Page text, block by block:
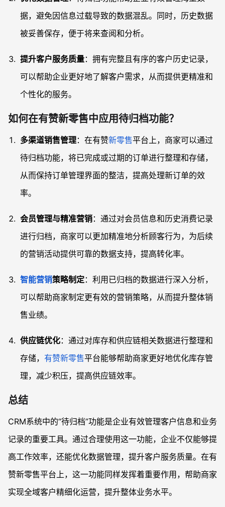
据，避免因信息过载导致的数据混乱。同时，历史数据
被妥善保存，便于将来查阅和分析。
提升客户服务质量：拥有完整且有序的客户历史记录，
可以帮助企业更好地了解客户需求，从而提供更精准和
个性化的服务。
如何在有赞新零售中应用待归档功能？
多渠道销售管理：在有赞新零售平台上，商家可以通过
待归档功能，将已完成或过期的订单进行整理和存储，
从而保持订单管理界面的整洁，提高处理新订单的效
率。
会员管理与精准营销：通过对会员信息和历史消费记录
进行归档，商家可以更加精准地分析顾客行为，为后续
的营销活动提供可靠的数据支持，提高转化率。
智能营销策略制定：利用已归档的数据进行深入分析，
可以帮助商家制定更有效的营销策略，从而提升整体销
售业绩。
供应链优化：通过对库存和供应链相关数据进行整理和
存储， 有赞新零售平台能够帮助商家更好地优化库存管
理，减少积压，提高供应链效率。
总结
CRM系统中的“待归档”功能是企业有效管理客户信息和业务
记录的重要工具。通过合理使用这一功能，企业不仅能够提
高工作效率，还能优化数据管理，提升客户服务质量。在有
赞新零售平台上，这一功能同样发挥着重要作用，帮助商家
实现全域客户精细化运营，提升整体业务水平。